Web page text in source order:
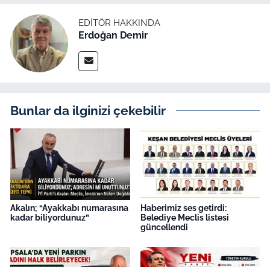
EDITÖR HAKKINDA
Erdoğan Demir
Bunlar da ilginizi çekebilir
Akalın; “Ayakkabı numarasına
kadar biliyordunuz”
Haberimiz ses getirdi:
Belediye Meclis listesi
güncellendi